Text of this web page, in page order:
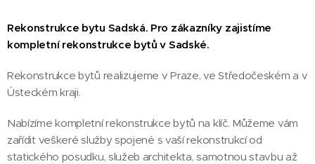
Rekonstrukce bytu Sadská. Pro zákazníky zajistíme
kompletní rekonstrukce bytů v Sadské.
Rekonstrukce bytů realizujeme v Praze, ve Středočeském a v
Ústeckém kraji.
Nabízíme kompletní rekonstrukce bytů na klíč. Můžeme vám
zařídit veškeré služby spojené s vaší rekonstrukcí od
statického posudku, služeb architekta, samotnou stavbu až